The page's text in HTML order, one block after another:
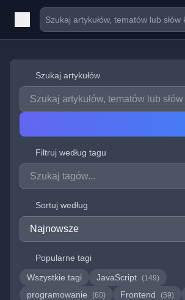
Szukaj artykułów
Filtruj według tagu
Sortuj według
Popularne tagi
Wszystkie tagi
JavaScript (149)
programowanie (60) Frontend (59)